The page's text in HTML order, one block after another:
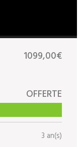
1099,00€
OFFERTE
3 an(s)